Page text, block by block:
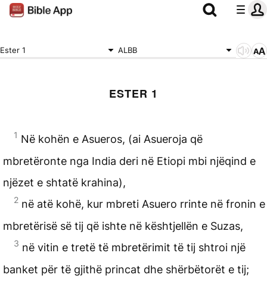
Ester 1 ALBB
ESTER 1
1 Në kohën e Asueros, (ai Asueroja që
mbretëronte nga India deri në Etiopi mbi njëqind e
njëzet e shtatë krahina),
2 në atë kohë, kur mbreti Asuero rrinte në fronin e
mbretërisë së tij që ishte në kështjellën e Suzas,
3 në vitin e tretë të mbretërimit të tij shtroi një
banket për të gjithë princat dhe shërbëtorët e tij;